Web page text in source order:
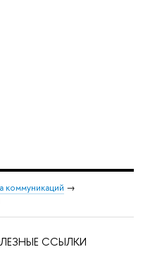
коммуникаций →
ССЫЛКИ